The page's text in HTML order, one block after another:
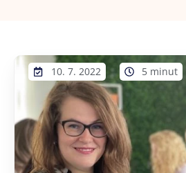
10. 7. 2022 5 minut